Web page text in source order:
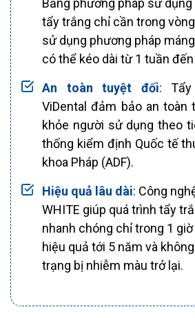
tẩy trắng chỉ cần trong
sử dụng phương pháp
có thể kéo dài từ 1 tuần
An toàn tuyệt đối:
ViDental đảm bảo an
khỏe người sử dụng theo
thống kiểm định Quốc tế
khoa Pháp (ADF).
Hiệu quả lâu dài: Công
WHITE giúp quá trình tẩy
nhanh chóng chỉ trong 1
hiệu quả tới 5 năm và
trạng bị nhiễm màu trở lại.